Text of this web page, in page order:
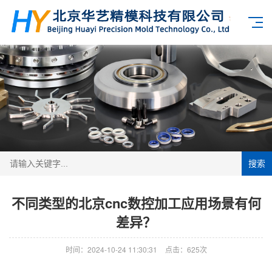
搜索
不同类型的北京cnc数控加工应用场景有何
差异？
时间：2024-10-24 11:30:31 点击：625次